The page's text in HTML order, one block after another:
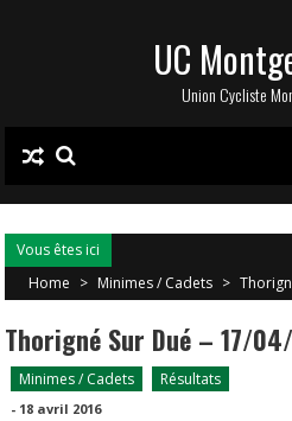
UC
Union Cycliste
Vous êtes ici
Home > Minimes / Cadets >
Thorigné Sur Dué – 17/
Minimes / Cadets Résultats
- 18 avril 2016